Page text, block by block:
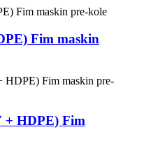
Fim maskin
+ HDPE) Fim